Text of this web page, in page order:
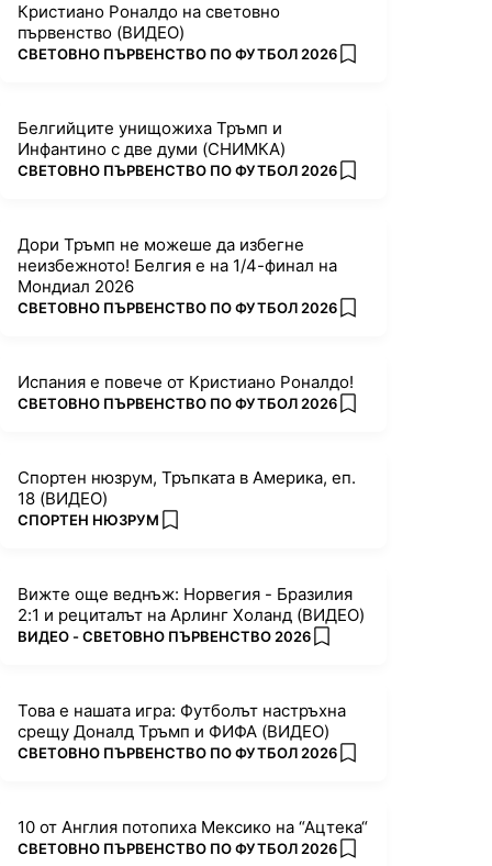
Кристиано Роналдо на световно
първенство (ВИДЕО)
ПОВЕЧЕ ОТ
СВЕТОВНО ПЪРВЕНСТВО ПО ФУТБОЛ 2026 add favorites
Белгийците унищожиха Тръмп и
Инфантино с две думи (СНИМКА)
ПОВЕЧЕ ОТ
СВЕТОВНО ПЪРВЕНСТВО ПО ФУТБОЛ 2026 add favorites
Дори Тръмп не можеше да избегне
неизбежното! Белгия е на 1/4-финал на
Мондиал 2026
ПОВЕЧЕ ОТ
СВЕТОВНО ПЪРВЕНСТВО ПО ФУТБОЛ 2026 add favorites
Испания е повече от Кристиано Роналдо!
ПОВЕЧЕ ОТ
СВЕТОВНО ПЪРВЕНСТВО ПО ФУТБОЛ 2026 add favorites
Спортен нюзрум, Тръпката в Америка, еп.
18 (ВИДЕО)
ПОВЕЧЕ ОТ
СПОРТЕН НЮЗРУМ add favorites
Вижте още веднъж: Норвегия - Бразилия
2:1 и рециталът на Арлинг Холанд (ВИДЕО)
ПОВЕЧЕ ОТ
ВИДЕО - СВЕТОВНО ПЪРВЕНСТВО 2026 add favorites
Това е нашата игра: Футболът настръхна
срещу Доналд Тръмп и ФИФА (ВИДЕО)
ПОВЕЧЕ ОТ
СВЕТОВНО ПЪРВЕНСТВО ПО ФУТБОЛ 2026 add favorites
10 от Англия потопиха Мексико на “Ацтека“
ПОВЕЧЕ ОТ
СВЕТОВНО ПЪРВЕНСТВО ПО ФУТБОЛ 2026 add favorites